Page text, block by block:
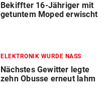
Bekiffter 16-Jähriger mit
getuntem Moped erwischt
ELEKTRONIK WURDE NASS
Nächstes Gewitter legte
zehn Obusse erneut lahm